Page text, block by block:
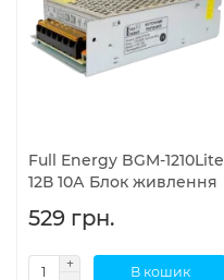
Full Energy BGM-1210Lite
12В 10А Блок живлення
529 грн.
В кошик